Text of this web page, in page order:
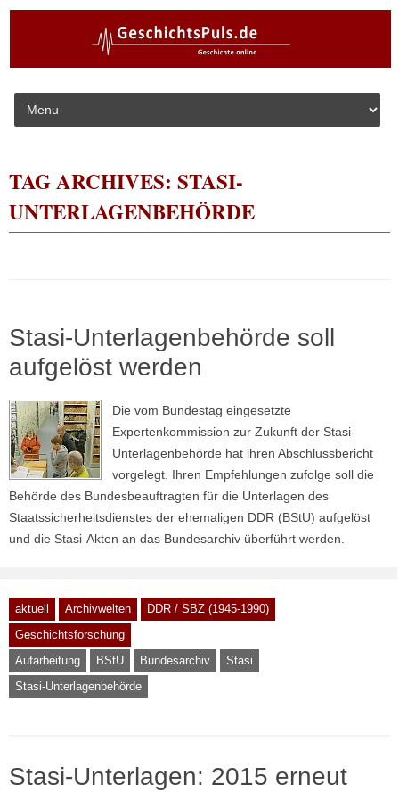
Skip to content
TAG ARCHIVES: STASI-
UNTERLAGENBEHÖRDE
Stasi-Unterlagenbehörde soll
aufgelöst werden
Die vom Bundestag eingesetzte
Expertenkommission zur Zukunft der Stasi-
Unterlagenbehörde hat ihren Abschlussbericht
vorgelegt. Ihren Empfehlungen zufolge soll die
Behörde des Bundesbeauftragten für die Unterlagen des
Staatssicherheitsdienstes der ehemaligen DDR (BStU) aufgelöst
und die Stasi-Akten an das Bundesarchiv überführt werden.
aktuell Archivwelten
DDR / SBZ (1945-1990)
Geschichtsforschung
Aufarbeitung
BStU Bundesarchiv
Stasi
Stasi-Unterlagenbehörde
Stasi-Unterlagen: 2015 erneut